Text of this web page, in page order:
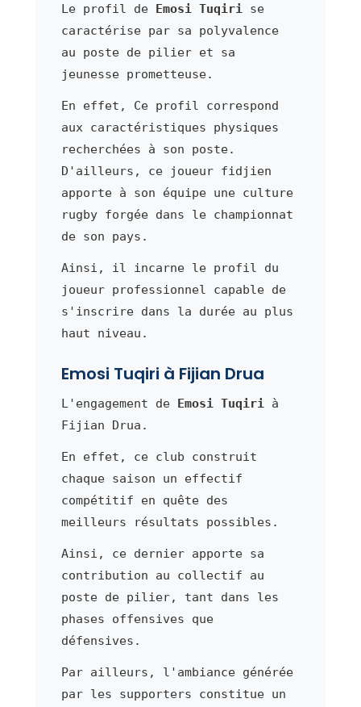
Le profil de Emosi Tuqirise
caractérise par sa polyvalence
au poste de pilier et sa
jeunesse prometteuse.
En effet, Ce profil correspond
aux caractéristiques physiques
recherchées à son poste.
D'ailleurs, ce joueur fidjien
apporte à son équipe une culture
rugby forgée dans le championnat
de son pays.
Ainsi, il incarne le profil du
joueur professionnel capable de
s'inscrire dans la durée au plus
haut niveau.
Emosi Tuqiri à Fijian Drua
L'engagement de Emosi Tuqirià
Fijian Drua.
En effet, ce club construit
chaque saison un effectif
compétitif en quête des
meilleurs résultats possibles.
Ainsi, ce dernier apporte sa
contribution au collectif au
poste de pilier, tant dans les
phases offensives que
défensives.
Par ailleurs, l'ambiance générée
par les supporters constitue un